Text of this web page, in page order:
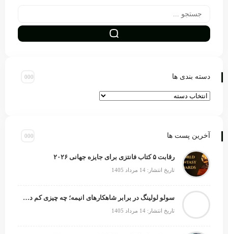
دسته بندی ها
آخرین پست ها
رقابت ۵ کتاب فانتزی برای جایزه جهانی ۲۰۲۶
تاریخ انتشار: 14 مرداد 1405
سولو لولینگ در برابر شاهکارهای انیمه؛ چه چیزی کم دارد؟
تاریخ انتشار: 14 مرداد 1405